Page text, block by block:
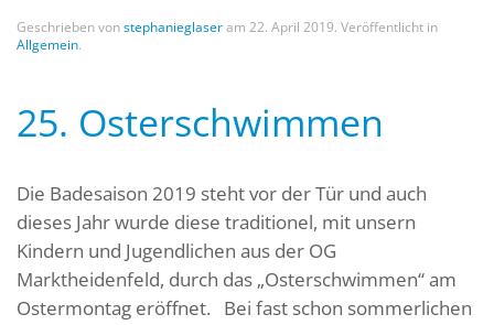
Geschrieben vonstephanieglaseram 22. April 2019. Veröffentlicht in
Allgemein.
25. Osterschwimmen
Die Badesaison 2019 steht vor der Tür und auch
dieses Jahr wurde diese traditionel, mit unsern
Kindern und Jugendlichen aus der OG
Marktheidenfeld, durch das „Osterschwimmen“ am
Ostermontag eröffnet. Bei fast schon sommerlichen